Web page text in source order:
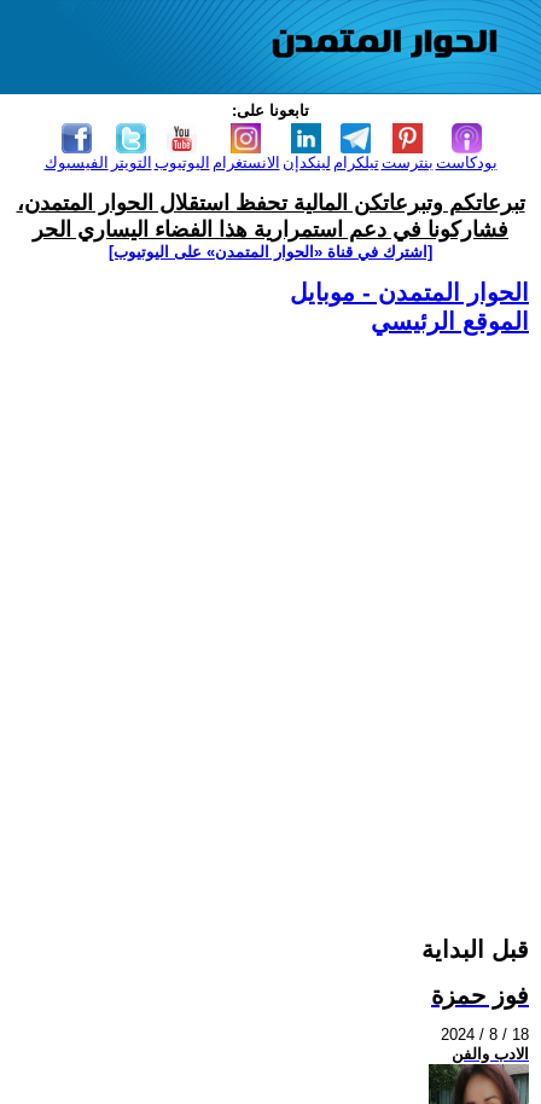
تابعونا على:
الفيسبوك التويتر اليوتيوب الانستغرام لينكدإن تيلكرامبنترست بودكاست
تبرعاتكم وتبرعاتكن المالية تحفظ استقلال الحوار المتمدن،
فشاركونا في دعم استمرارية هذا الفضاء اليساري الحر
[اشترك في قناة ‫«الحوار المتمدن» على اليوتيوب]
الحوار المتمدن - موبايل
الموقع الرئيسي
قبل البداية
فوز حمزة
2024 / 8 / 18
الادب والفن